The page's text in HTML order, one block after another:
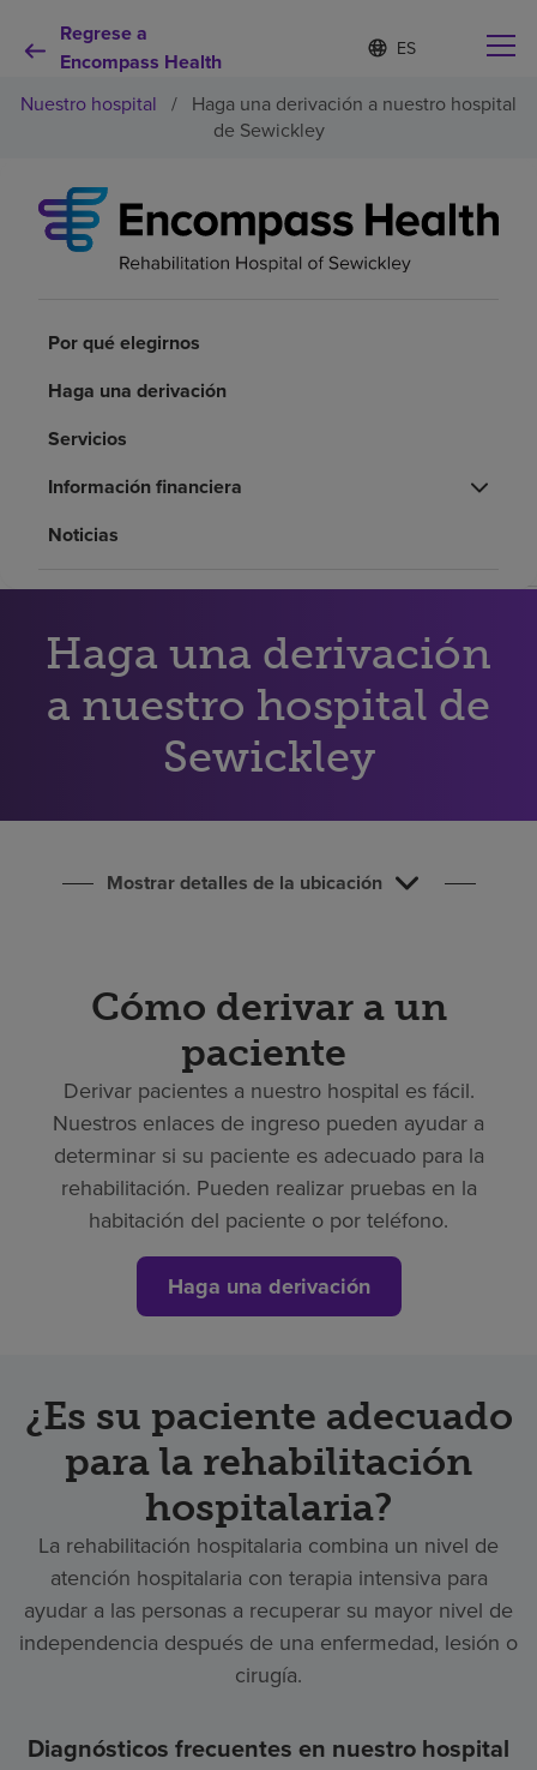
Regrese a
Encompass Health
Lista
de
contraída
d
o
e
c
Por qué debe elegirnos
Servicios de rehabilitación
Pacientes y cuidadores
Acerca de nosotros
Inversores
Nuestro hospital / Haga una derivación a nuestro hospital
de Sewickley
Por qué elegirnos
Haga una derivación
Servicios
Información financiera
Noticias
Haga una derivación
a nuestro hospital de
Sewickley
Mostrar detalles de la ubicación
Cómo derivar a un
paciente
Derivar pacientes a nuestro hospital es fácil.
Nuestros enlaces de ingreso pueden ayudar a
determinar si su paciente es adecuado para la
rehabilitación. Pueden realizar pruebas en la
habitación del paciente o por teléfono.
Haga una derivación
¿Es su paciente adecuado
para la rehabilitación
hospitalaria?
La rehabilitación hospitalaria combina un nivel de
atención hospitalaria con terapia intensiva para
ayudar a las personas a recuperar su mayor nivel de
independencia después de una enfermedad, lesión o
cirugía.
Diagnósticos frecuentes en nuestro hospital